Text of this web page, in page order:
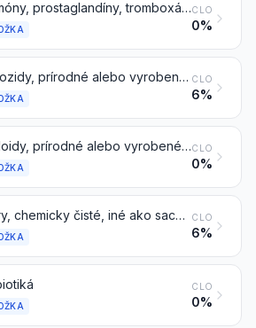
Hormóny, prostaglandíny, tromboxány a leukotriény, prírodné alebo vyrobené syntézou; ich deriváty a štruktúrne analógy, vrátane reťazovo modifikovaných polypeptidov, používané hlavne ako hormónyCLO
0%
Glykozidy, prírodné alebo vyrobené syntézou, a ich soli, étery, estery a ostatné deriváty CLO
6%
Alkaloidy, prírodné alebo vyrobené syntézou, a ich soli, étery, estery a ostatné derivátyCLO
0%
Cukry, chemicky čisté, iné ako sacharóza, laktóza, maltóza, glukóza a fruktóza; étery cukrov, acetály cukrov a estery cukrov, a ich soli, iné ako výrobky položiek 2937, 2938 alebo 2939 CLO
6%
CLO
0%